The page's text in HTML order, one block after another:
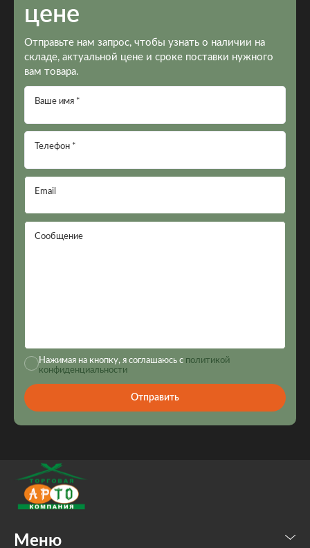
цене
Отправьте нам запрос, чтобы узнать о наличии на
складе, актуальной цене и сроке поставки нужного
вам товара.
Ваше имя *
Телефон *
Email
Сообщение
Нажимая на кнопку, я соглашаюсь с политикой
конфиденциальности
Отправить
Меню